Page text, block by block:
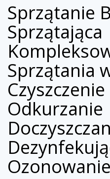
Sprzątanie
Sprzątająca
Sprzątania
Odkurzanie